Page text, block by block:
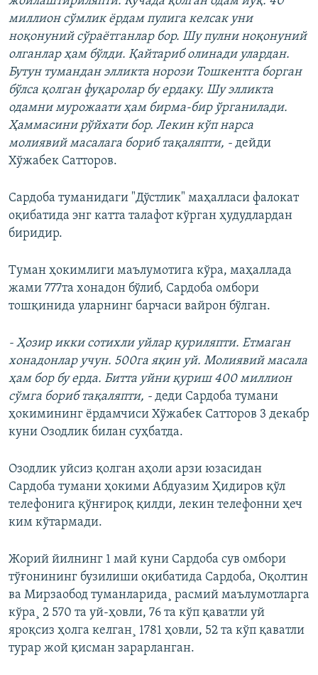
миллион сўмлик ёрдам пулига келсак уни
ноқонуний сўраётганлар бор. Шу пулни ноқонуний
олганлар ҳам бўлди. Қайтариб олинади улардан.
Бутун тумандан элликта норози Тошкентга борган
бўлса қолган фуқаролар бу ердаку. Шу элликта
одамни мурожаати ҳам бирма-бир ўрганилади.
Ҳаммасини рўйхати бор. Лекин кўп нарса
молиявий масалага бориб тақаляпти, - дейди
Хўжабек Сатторов.
Сардоба туманидаги "Дўстлик" маҳалласи фалокат
оқибатида энг катта талафот кўрган ҳудудлардан
биридир.
Туман ҳокимлиги маълумотига кўра, маҳаллада
жами 777та хонадон бўлиб, Сардоба омбори
тошқинида уларнинг барчаси вайрон бўлган.
- Ҳозир икки сотихли уйлар қуриляпти. Етмаган
хонадонлар учун. 500га яқин уй. Молиявий масала
ҳам бор бу ерда. Битта уйни қуриш 400 миллион
сўмга бориб тақаляпти, - деди Сардоба тумани
ҳокимининг ёрдамчиси Хўжабек Сатторов 3 декабр
куни Озодлик билан суҳбатда.
Озодлик уйсиз қолган аҳоли арзи юзасидан
Сардоба тумани ҳокими Абдуазим Ҳидиров қўл
телефонига қўнғироқ қилди, лекин телефонни ҳеч
ким кўтармади.
Жорий йилнинг 1 май куни Сардоба сув омбори
тўғонининг бузилиши оқибатида Сардоба, Оқолтин
ва Мирзаобод туманларида¸ расмий маълумотларга
кўра¸ 2 570 та уй-ҳовли, 76 та кўп қаватли уй
яроқсиз ҳолга келган¸ 1781 ҳовли, 52 та кўп қаватли
турар жой қисман зарарланган.